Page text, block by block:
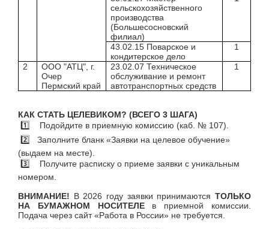
сельскохозяйственного
производства
(Большесосновский
филиал)
43.02.15 Поварское и
кондитерское дело
1
2
ООО "АТЦ", г.
Очер
Пермский край
23.02.07 Техническое
обслуживание и ремонт
автотранспортных средств
1
КАК СТАТЬ ЦЕЛЕВИКОМ? (ВСЕГО 3 ШАГА)
1️
Подойдите в приемную комиссию (каб. № 107).
2️
Заполните бланк «Заявки на целевое обучение»
(выдаем на месте).
3️
Получите расписку о приеме заявки с уникальным
номером.
ВНИМАНИЕ! В 2026 году заявки принимаются ТОЛЬКО
НА БУМАЖНОМ НОСИТЕЛЕв приемной комиссии.
Подача через сайт «Работа в России» не требуется.